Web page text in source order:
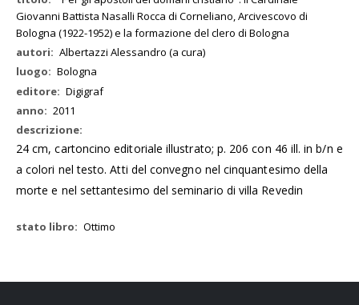
Giovanni Battista Nasalli Rocca di Corneliano, Arcivescovo di
Bologna (1922-1952) e la formazione del clero di Bologna
Albertazzi Alessandro (a cura)
Bologna
Digigraf
2011
24 cm, cartoncino editoriale illustrato; p. 206 con 46 ill. in b/n e
a colori nel testo. Atti del convegno nel cinquantesimo della
morte e nel settantesimo del seminario di villa Revedin
Ottimo